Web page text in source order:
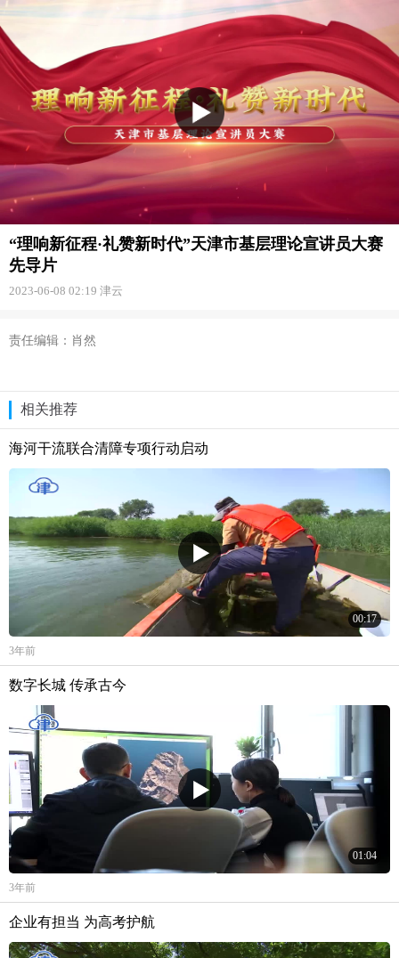
“理响新征程·礼赞新时代”天津市基层理论宣讲员大赛
先导片
2023-06-08 02:19 津云
责任编辑：肖然
相关推荐
海河干流联合清障专项行动启动
00:17
3年前
数字长城 传承古今
01:04
3年前
企业有担当 为高考护航